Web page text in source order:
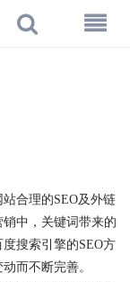
合理的SEO及外链
中，关键词带来的
搜索引擎的SEO方
而不断完善。